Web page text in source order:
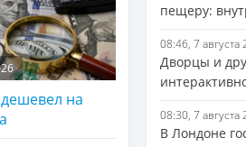
пещеру:
08:46, 7 августа
Дворцы и
08:30, 7 августа
В Лондоне
на